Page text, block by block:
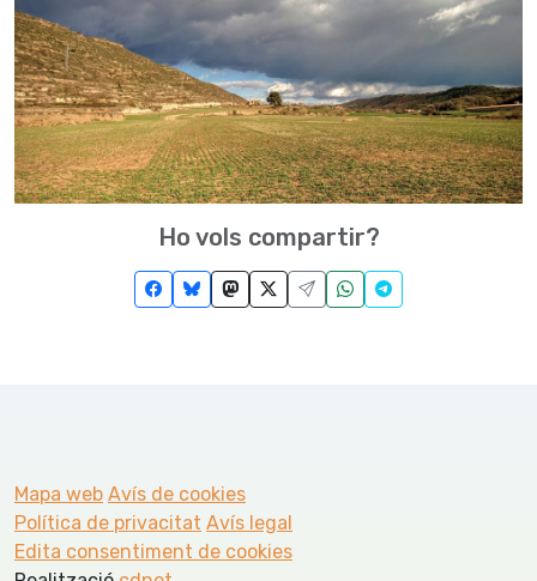
Ho vols compartir?
Mapa web Avís de cookies
Política de privacitat Avís legal
Edita consentiment de cookies